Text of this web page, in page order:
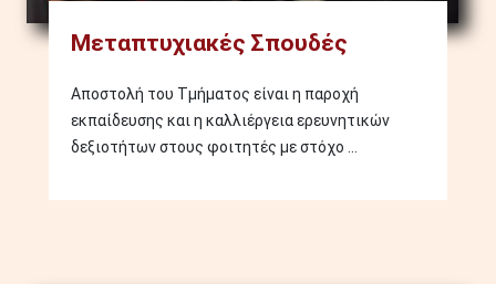
Μεταπτυχιακές Σπουδές
Αποστολή του Τμήματος είναι η παροχή
εκπαίδευσης και η καλλιέργεια ερευνητικών
δεξιοτήτων στους φοιτητές με στόχο ...